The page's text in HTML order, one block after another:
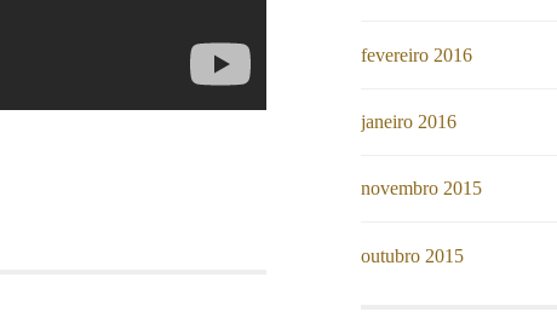
fevereiro 2016
janeiro 2016
novembro 2015
outubro 2015